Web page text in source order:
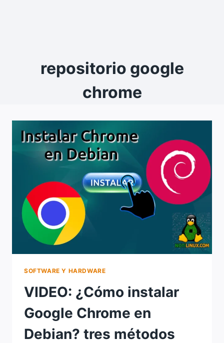
repositorio google
chrome
SOFTWARE Y HARDWARE
VIDEO: ¿Cómo instalar
Google Chrome en
Debian? tres métodos